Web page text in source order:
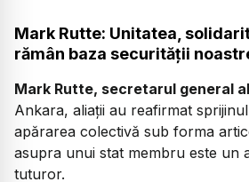
Mark Rutte: Unitatea,
rămân baza securității
Mark Rutte, secretarul general
Ankara, aliații au reafirmat
apărarea colectivă sub forma
asupra unui stat membru este un
tuturor.